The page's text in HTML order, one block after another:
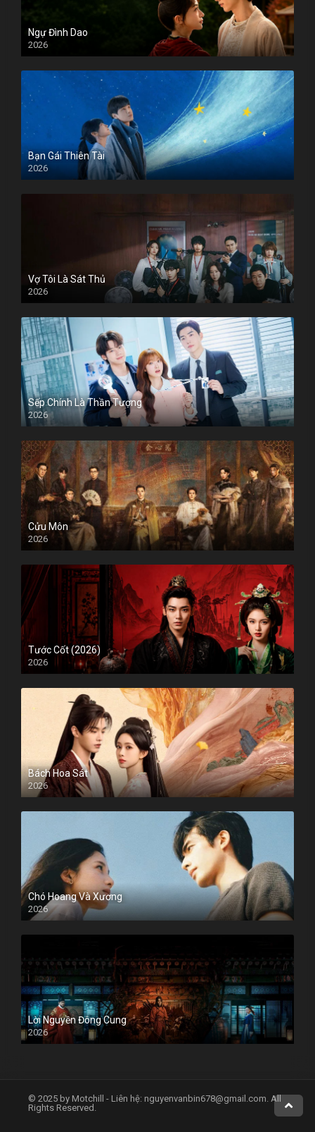
Ngự Đình Dao
2026
Bạn Gái Thiên Tài
2026
Vợ Tôi Là Sát Thủ
2026
Sếp Chính Là Thần Tượng
2026
Cửu Môn
2026
Tước Cốt (2026)
2026
Bách Hoa Sát
2026
Chó Hoang Và Xương
2026
Lời Nguyền Đông Cung
2026
© 2025 by Motchill - Liên hệ: nguyenvanbin678@gmail.com. All
Rights Reserved.